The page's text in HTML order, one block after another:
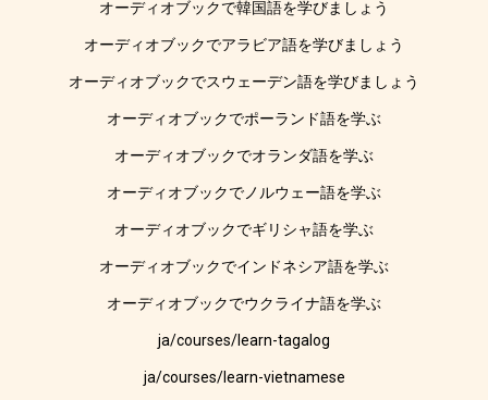
オーディオブックで韓国語を学びましょう
オーディオブックでアラビア語を学びましょう
オーディオブックでスウェーデン語を学びましょう
オーディオブックでポーランド語を学ぶ
オーディオブックでオランダ語を学ぶ
オーディオブックでノルウェー語を学ぶ
オーディオブックでギリシャ語を学ぶ
オーディオブックでインドネシア語を学ぶ
オーディオブックでウクライナ語を学ぶ
ja/courses/learn-tagalog
ja/courses/learn-vietnamese